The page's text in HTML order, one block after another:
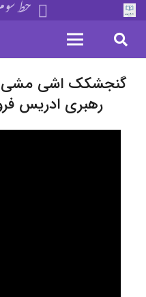
خط
گنجشکک اشی مشی
رهبری ادریس